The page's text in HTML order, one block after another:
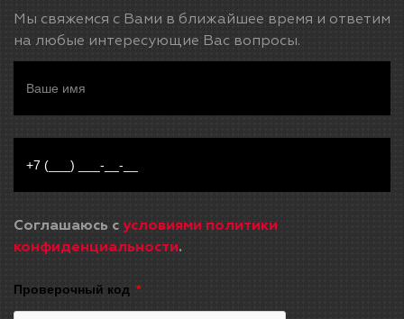
Мы свяжемся с Вами в ближайшее время и ответим
на любые интересующие Вас вопросы.
Соглашаюсь с условиями политики
конфиденциальности.
Проверочный код